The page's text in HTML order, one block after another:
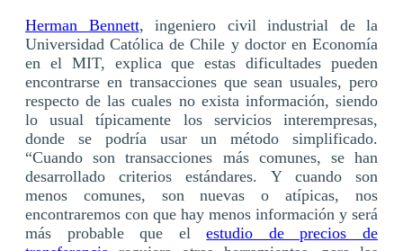
Herman Bennett, ingeniero civil industrial de la
Universidad Católica de Chile y doctor en Economía
en el MIT, explica que estas dificultades pueden
encontrarse en transacciones que sean usuales, pero
respecto de las cuales no exista información, siendo
lo usual típicamente los servicios interempresas,
donde se podría usar un método simplificado.
“Cuando son transacciones más comunes, se han
desarrollado criterios estándares. Y cuando son
menos comunes, son nuevas o atípicas, nos
encontraremos con que hay menos información y será
más probable que elestudio de precios de